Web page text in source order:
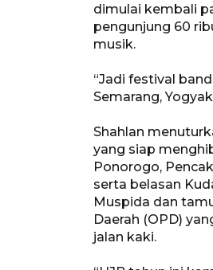
dimulai kembali
pengunjung 60
musik.
“Jadi festival
Semarang,
Shahlan
yang siap
Ponorogo,
serta belasan
Muspida dan
Daerah (OPD)
jalan kaki.